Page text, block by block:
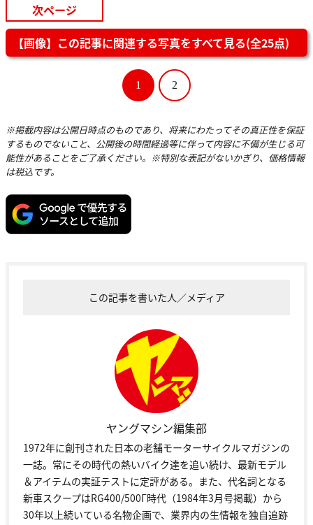
次ページ
【画像】この記事に関連する写真をすべて見る(全25点)
1 2
※掲載内容は公開日時点のものであり、将来にわたってその真正性を保証
するものでないこと、公開後の時間経過等に伴って内容に不備が生じる可
能性があることをご了承ください。※特別な表記がないかぎり、価格情報
は税込です。
この記事を書いた人／メディア
ヤングマシン編集部
1972年に創刊された日本の老舗モーターサイクルマガジンの
一誌。常にその時代の熱いバイク達を追い続け、最新モデル
＆アイテムの実証テストに定評がある。また、代名詞となる
新車スクープはRG400/500Γ時代（1984年3月号掲載）から
30年以上続いている名物企画で、業界内の生情報を独自追跡